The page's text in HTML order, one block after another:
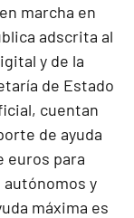
marcha en
adscrita al
y de la
de Estado
cuentan
de ayuda
euros para
y
máxima es